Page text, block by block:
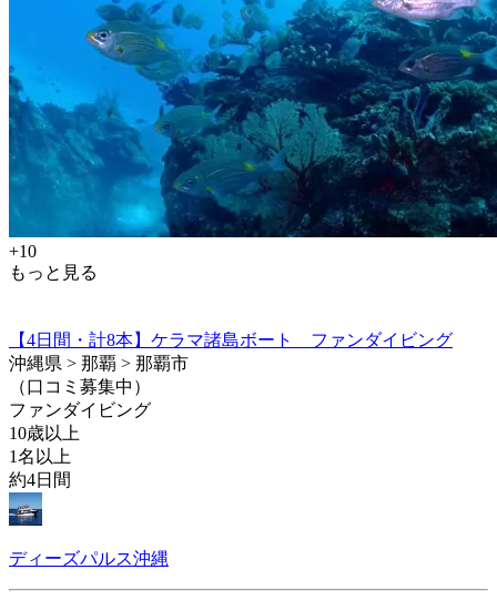
+10
もっと見る
【4日間・計8本】ケラマ諸島ボート ファンダイビング
沖縄県 > 那覇 > 那覇市
（口コミ募集中）
ファンダイビング
10歳以上
1名以上
約4日間
ディーズパルス沖縄